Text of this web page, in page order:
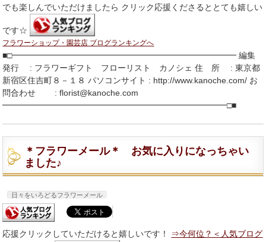
でも楽しんでいただけましたら クリック応援くださるととても嬉しい
です☆
フラワーショップ・園芸店 ブログランキングへ
■□━━━━━━━━━━━━━━━━━━━━━━━━━━━ 編集
発行 : フラワーギフト フローリスト カノシェ 住 所 : 東京都
新宿区住吉町８－１８ パソコンサイト : http://www.kanoche.com/ お
問合わせ : florist@kanoche.com
━━━━━━━━━━━━━━━━━━━━━━━━━━━□■
＊フラワーメール＊ お気に入りになっちゃい
ました♪
日々をいろどるフラワーメール
応援クリックしていただけると嬉しいです！ ⇒今何位？＜人気ブログ